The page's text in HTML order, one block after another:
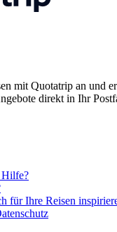
mit Quotatrip an und
direkt in Ihr
Hilfe?
für Ihre Reisen